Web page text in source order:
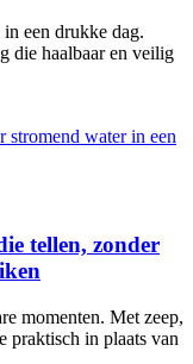
een drukke dag.
die haalbaar en veilig
tellen, zonder
momenten. Met zeep,
praktisch in plaats van